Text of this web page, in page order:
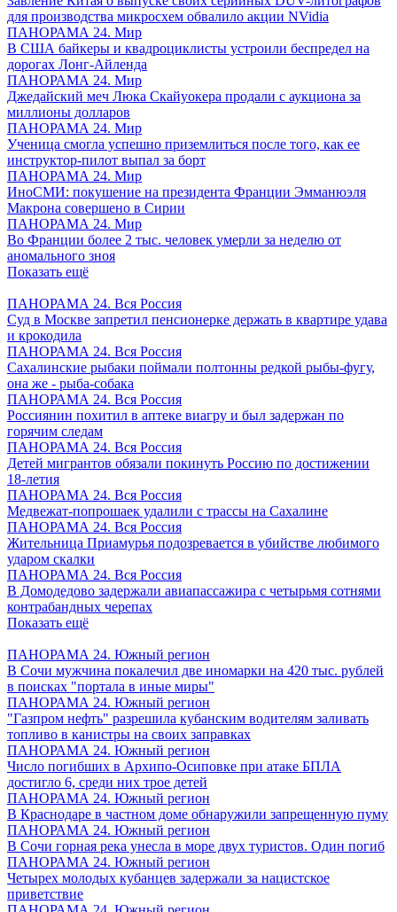
для производства микросхем обвалило акции NVidia
ПАНОРАМА 24. Мир
В США байкеры и квадроциклисты устроили беспредел на
дорогах Лонг-Айленда
ПАНОРАМА 24. Мир
Джедайский меч Люка Скайуокера продали с аукциона за
миллионы долларов
ПАНОРАМА 24. Мир
Ученица смогла успешно приземлиться после того, как ее
инструктор-пилот выпал за борт
ПАНОРАМА 24. Мир
ИноСМИ: покушение на президента Франции Эмманюэля
Макрона совершено в Сирии
ПАНОРАМА 24. Мир
Во Франции более 2 тыс. человек умерли за неделю от
аномального зноя
Показать ещё
ПАНОРАМА 24. Вся Россия
Суд в Москве запретил пенсионерке держать в квартире удава
и крокодила
ПАНОРАМА 24. Вся Россия
Сахалинские рыбаки поймали полтонны редкой рыбы-фугу,
она же - рыба-собака
ПАНОРАМА 24. Вся Россия
Россиянин похитил в аптеке виагру и был задержан по
горячим следам
ПАНОРАМА 24. Вся Россия
Детей мигрантов обязали покинуть Россию по достижении
18-летия
ПАНОРАМА 24. Вся Россия
Медвежат-попрошаек удалили с трассы на Сахалине
ПАНОРАМА 24. Вся Россия
Жительница Приамурья подозревается в убийстве любимого
ударом скалки
ПАНОРАМА 24. Вся Россия
В Домодедово задержали авиапассажира с четырьмя сотнями
контрабандных черепах
Показать ещё
ПАНОРАМА 24. Южный регион
В Сочи мужчина покалечил две иномарки на 420 тыс. рублей
в поисках "портала в иные миры"
ПАНОРАМА 24. Южный регион
"Газпром нефть" разрешила кубанским водителям заливать
топливо в канистры на своих заправках
ПАНОРАМА 24. Южный регион
Число погибших в Архипо-Осиповке при атаке БПЛА
достигло 6, среди них трое детей
ПАНОРАМА 24. Южный регион
В Краснодаре в частном доме обнаружили запрещенную пуму
ПАНОРАМА 24. Южный регион
В Сочи горная река унесла в море двух туристов. Один погиб
ПАНОРАМА 24. Южный регион
Четырех молодых кубанцев задержали за нацистское
приветствие